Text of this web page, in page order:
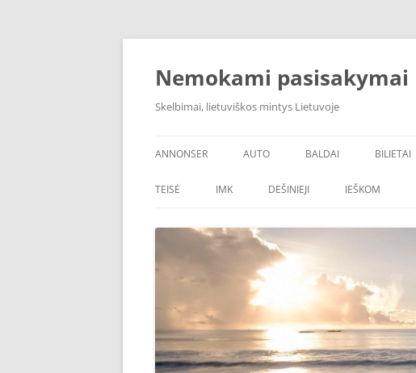
Skip
Nemokami pasisakymai
Skelbimai, lietuviškos mintys Lietuvoje
ANNONSER AUTO BALDAI BILIETAI
TEISĖ IMK DEŠINIEJI IEŠKOM